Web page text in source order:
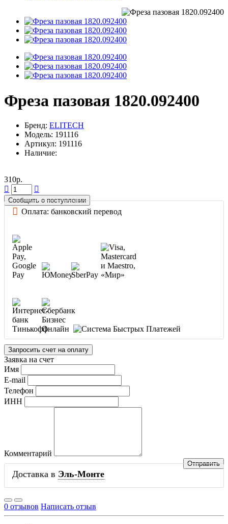
Фреза пазовая 1820.092400
Бренд: ELITECH
Модель: 191116
Артикул: 191116
Наличие:
310р.
Сообщить о поступлении
Оплата: банковский перевод
Запросить счет на оплату
Заявка на счет
Имя
E-mail
Телефон
ИНН
Комментарий
Доставка в Эль-Монте
0 отзывов Написать отзыв